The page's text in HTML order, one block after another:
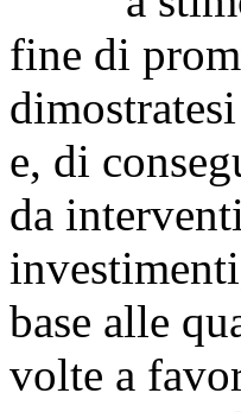
fine di
e, di
da
base alle
volte a